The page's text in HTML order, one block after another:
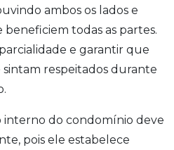
ambos os lados e
todas as partes.
e garantir que
sintam respeitados durante
interno do condomínio deve
pois ele estabelece